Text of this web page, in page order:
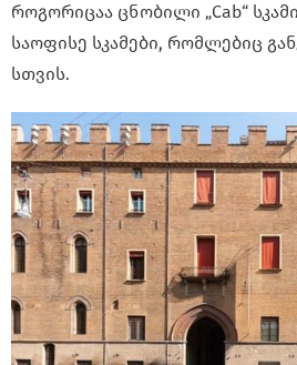
როგორიცაა ცნობილი „Cab“
საოფისე სკამები, რომლებიც
სთვის.